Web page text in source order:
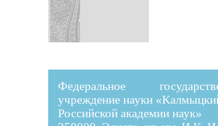
Федеральное
учреждение науки
Российской академии наук»